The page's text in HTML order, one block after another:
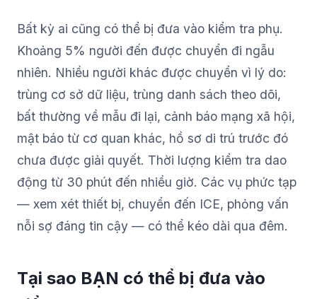
Bất kỳ ai cũng có thể bị đưa vào kiểm tra phụ.
Khoảng 5% người đến được chuyển đi ngẫu
nhiên. Nhiều người khác được chuyển vì lý do:
trùng cơ sở dữ liệu, trùng danh sách theo dõi,
bất thường về mẫu đi lại, cảnh báo mạng xã hội,
mật báo từ cơ quan khác, hồ sơ di trú trước đó
chưa được giải quyết. Thời lượng kiểm tra dao
động từ 30 phút đến nhiều giờ. Các vụ phức tạp
— xem xét thiết bị, chuyển đến ICE, phỏng vấn
nỗi sợ đáng tin cậy — có thể kéo dài qua đêm.
Tại sao BẠN có thể bị đưa vào